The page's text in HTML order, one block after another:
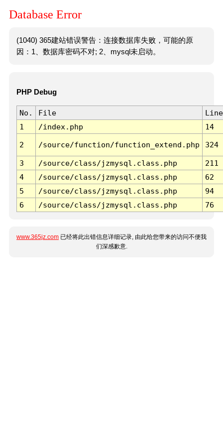
Database Error
(1040) 365建站错误警告：连接数据库失败，可能的原
因：1、数据库密码不对; 2、mysql未启动。
PHP Debug
No. File
Line
1
/index.php 14
2 /source/function/function_extend.php 324
3 /source/class/jzmysql.class.php
211
4
/source/class/jzmysql.class.php
62
5
/source/class/jzmysql.class.php
94
6
/source/class/jzmysql.class.php 76
www.365jz.com 已经将此出错信息详细记录, 由此给您带来的访问不便我
们深感歉意.